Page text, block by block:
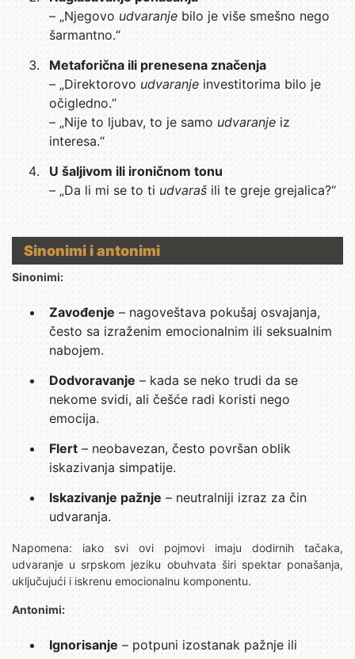
– „Njegovoudvaranje bilo je više smešno nego
šarmantno.“
Metaforična ili prenesena značenja
– „Direktorovo udvaranjeinvestitorima bilo je
očigledno.“
– „Nije to ljubav, to je samo udvaranjeiz
interesa.“
U šaljivom ili ironičnom tonu
– „Da li mi se to ti udvaraš ili te greje grejalica?“
Sinonimi i antonimi
Sinonimi:
Zavođenje – nagoveštava pokušaj osvajanja,
često sa izraženim emocionalnim ili seksualnim
nabojem.
Dodvoravanje– kada se neko trudi da se
nekome svidi, ali češće radi koristi nego
emocija.
Flert– neobavezan, često površan oblik
iskazivanja simpatije.
Iskazivanje pažnje– neutralniji izraz za čin
udvaranja.
Napomena: iako svi ovi pojmovi imaju dodirnih tačaka,
udvaranje u srpskom jeziku obuhvata širi spektar ponašanja,
uključujući i iskrenu emocionalnu komponentu.
Antonimi:
Ignorisanje – potpuni izostanak pažnje ili